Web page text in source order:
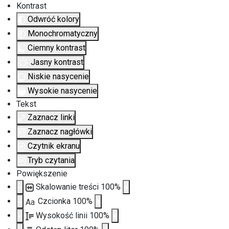
Kontrast
Odwróć kolory
Monochromatyczny
Ciemny kontrast
Jasny kontrast
Niskie nasycenie
Wysokie nasycenie
Tekst
Zaznacz linki
Zaznacz nagłówki
Czytnik ekranu
Tryb czytania
Powiększenie
Skalowanie treści 100%
Aa Czcionka 100%
Wysokość linii 100%